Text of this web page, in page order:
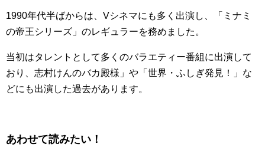
1990年代半ばからは、Vシネマにも多く出演し、「ミナミ
の帝王シリーズ」のレギュラーを務めました。
当初はタレントとして多くのバラエティー番組に出演して
おり、志村けんのバカ殿様」や「世界・ふしぎ発見！」な
どにも出演した過去があります。
あわせて読みたい！